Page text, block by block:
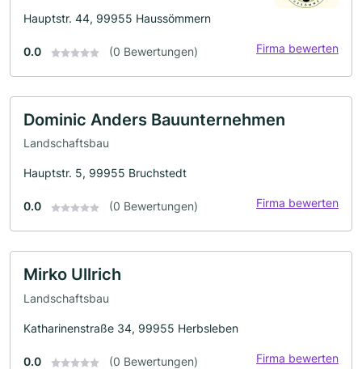
Hauptstr. 44, 99955 Haussömmern
0.0 (0 Bewertungen) Firma bewerten
Dominic Anders Bauunternehmen
Landschaftsbau
Hauptstr. 5, 99955 Bruchstedt
0.0 (0 Bewertungen) Firma bewerten
Mirko Ullrich
Landschaftsbau
Katharinenstraße 34, 99955 Herbsleben
0.0 (0 Bewertungen) Firma bewerten